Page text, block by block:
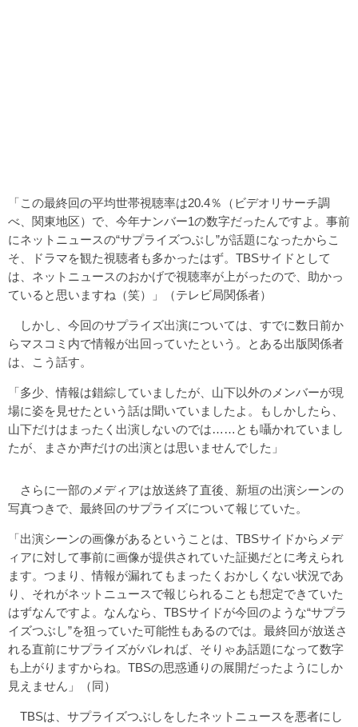
「この最終回の平均世帯視聴率は20.4％（ビデオリサーチ調
べ、関東地区）で、今年ナンバー1の数字だったんですよ。事前
にネットニュースの“サプライズつぶし”が話題になったからこ
そ、ドラマを観た視聴者も多かったはず。TBSサイドとして
は、ネットニュースのおかげで視聴率が上がったので、助かっ
ていると思いますね（笑）」（テレビ局関係者）
しかし、今回のサプライズ出演については、すでに数日前か
らマスコミ内で情報が出回っていたという。とある出版関係者
は、こう話す。
「多少、情報は錯綜していましたが、山下以外のメンバーが現
場に姿を見せたという話は聞いていましたよ。もしかしたら、
山下だけはまったく出演しないのでは……とも囁かれていまし
たが、まさか声だけの出演とは思いませんでした」
さらに一部のメディアは放送終了直後、新垣の出演シーンの
写真つきで、最終回のサプライズについて報じていた。
「出演シーンの画像があるということは、TBSサイドからメデ
ィアに対して事前に画像が提供されていた証拠だとに考えられ
ます。つまり、情報が漏れてもまったくおかしくない状況であ
り、それがネットニュースで報じられることも想定できていた
はずなんですよ。なんなら、TBSサイドが今回のような“サプラ
イズつぶし”を狙っていた可能性もあるのでは。最終回が放送さ
れる直前にサプライズがバレれば、そりゃあ話題になって数字
も上がりますからね。TBSの思惑通りの展開だったようにしか
見えません」（同）
TBSは、サプライズつぶしをしたネットニュースを悪者にし